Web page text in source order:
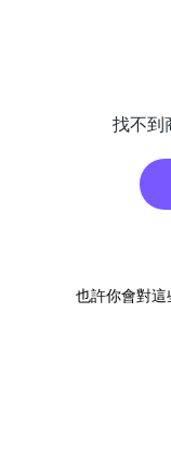
找不到
也許你會對這